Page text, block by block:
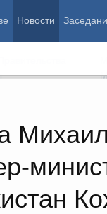
Новости